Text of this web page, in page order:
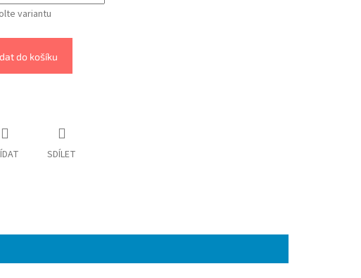
variantu
do košíku
SDÍLET